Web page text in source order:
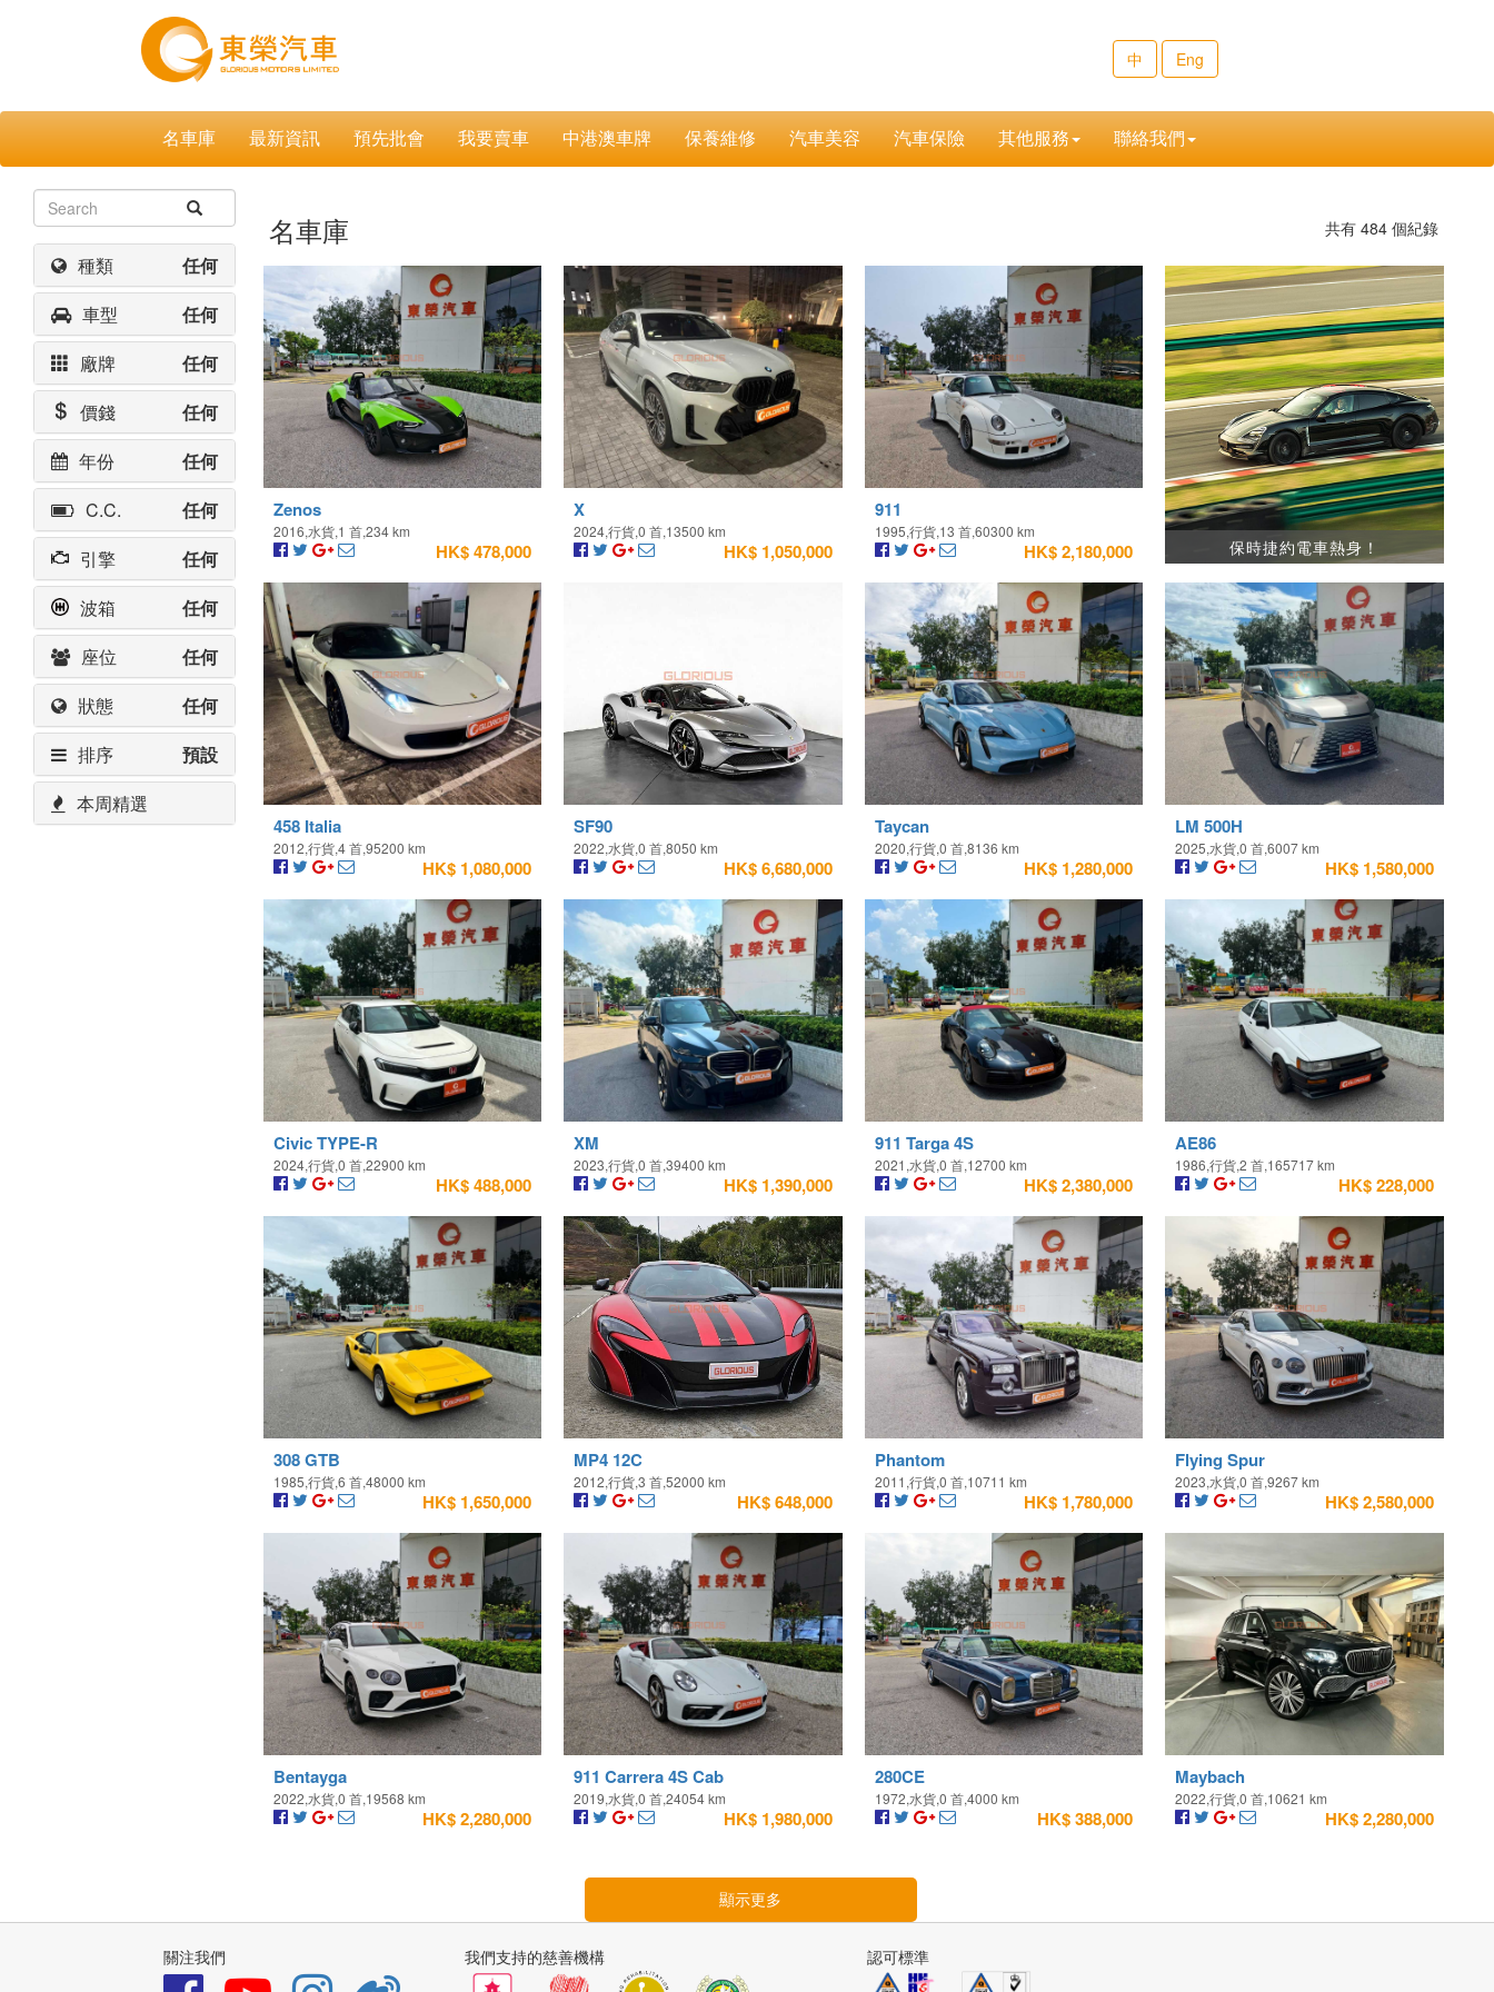
中 Eng
名車庫 最新資訊 預先批會 我要賣車 中港澳車牌 保養維修 汽車美容 汽車保險 其他服務 聯絡我們
種類
任何
車型
任何
廠牌
任何
價錢
任何
年份
任何
C.C.
任何
引擎
任何
波箱
任何
座位
任何
狀態
任何
排序
預設
本周精選
名車庫 共有 484個紀錄
Zenos
2016,水貨,1 首,234 km
HK$ 478,000
X
2024,行貨,0 首,13500 km
HK$ 1,050,000
911
1995,行貨,13 首,60300 km
HK$ 2,180,000 保時捷約電車熱身！
458 Italia
2012,行貨,4 首,95200 km
HK$ 1,080,000
SF90
2022,水貨,0 首,8050 km
HK$ 6,680,000
Taycan
2020,行貨,0 首,8136 km
HK$ 1,280,000
LM 500H
2025,水貨,0 首,6007 km
HK$ 1,580,000
Civic TYPE-R
2024,行貨,0 首,22900 km
HK$ 488,000
XM
2023,行貨,0 首,39400 km
HK$ 1,390,000
911 Targa 4S
2021,水貨,0 首,12700 km
HK$ 2,380,000
AE86
1986,行貨,2 首,165717 km
HK$ 228,000
308 GTB
1985,行貨,6 首,48000 km
HK$ 1,650,000
MP4 12C
2012,行貨,3 首,52000 km
HK$ 648,000
Phantom
2011,行貨,0 首,10711 km
HK$ 1,780,000
Flying Spur
2023,水貨,0 首,9267 km
HK$ 2,580,000
Bentayga
2022,水貨,0 首,19568 km
HK$ 2,280,000
911 Carrera 4S Cab
2019,水貨,0 首,24054 km
HK$ 1,980,000
280CE
1972,水貨,0 首,4000 km
HK$ 388,000
Maybach
2022,行貨,0 首,10621 km
HK$ 2,280,000
顯示更多
關注我們 我們支持的慈善機構 認可標準